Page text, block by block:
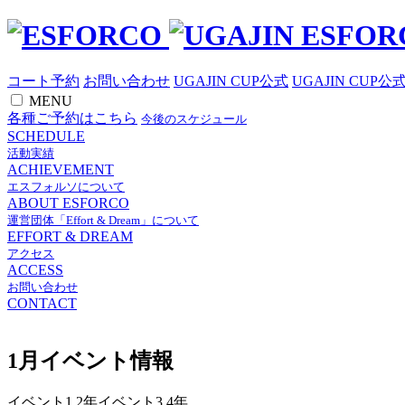
コート予約 お問い合わせ UGAJIN CUP公式 UGAJIN CUP公
MENU
各種ご予約はこちら 今後のスケジュール
SCHEDULE
活動実績
ACHIEVEMENT
エスフォルソについて
ABOUT ESFORCO
運営団体「Effort & Dream」について
EFFORT & DREAM
アクセス
ACCESS
お問い合わせ
CONTACT
1月イベント情報
イベント1,2年イベント3,4年